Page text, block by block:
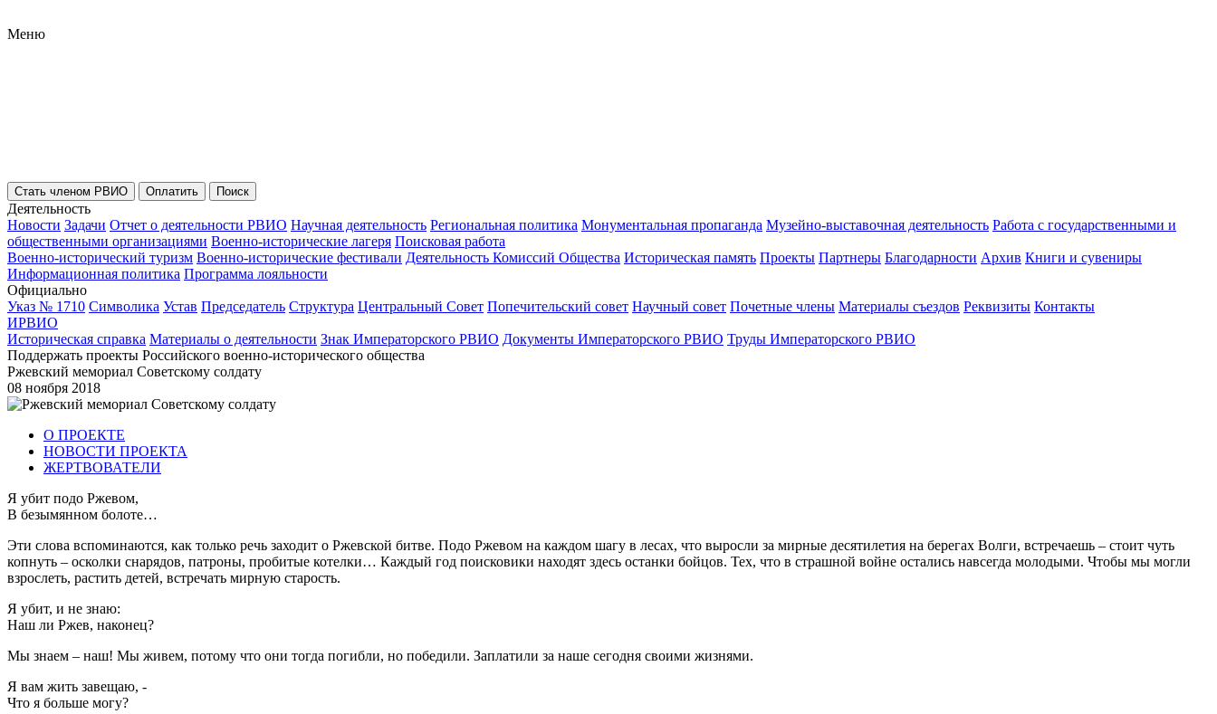
Меню
Стать членом РВИО Оплатить Поиск
Деятельность
Новости Задачи Отчет о деятельности РВИО Научная деятельность Региональная политика Монументальная пропаганда Музейно-выставочная деятельность Работа с государственными и
общественными организациями Военно-исторические лагеря Поисковая работа
Военно-исторический туризм Военно-исторические фестивали Деятельность Комиссий Общества Историческая память Проекты Партнеры Благодарности Архив Книги и сувениры
Информационная политика Программа лояльности
Официально
Указ № 1710 Символика Устав Председатель Структура Центральный Совет Попечительский совет Научный совет Почетные члены Материалы съездов Реквизиты Контакты
ИРВИО
Историческая справка Материалы о деятельности Знак Императорского РВИО Документы Императорского РВИО Труды Императорского РВИО
Поддержать проекты Российского военно-исторического общества
Ржевский мемориал Советскому солдату
08 ноября 2018
О ПРОЕКТЕ
НОВОСТИ ПРОЕКТА
ЖЕРТВОВАТЕЛИ
Я убит подо Ржевом,
В безымянном болоте…
Эти слова вспоминаются, как только речь заходит о Ржевской битве. Подо Ржевом на каждом шагу в лесах, что выросли за мирные десятилетия на берегах Волги, встречаешь – стоит чуть
копнуть – осколки снарядов, патроны, пробитые котелки… Каждый год поисковики находят здесь останки бойцов. Тех, что в страшной войне остались навсегда молодыми. Чтобы мы могли
взрослеть, растить детей, встречать мирную старость.
Я убит, и не знаю:
Наш ли Ржев, наконец?
Мы знаем – наш! Мы живем, потому что они тогда погибли, но победили. Заплатили за наше сегодня своими жизнями.
Я вам жить завещаю, -
Что я больше могу?